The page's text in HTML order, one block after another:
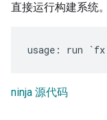
直接运行构建系统
ninja 源代码